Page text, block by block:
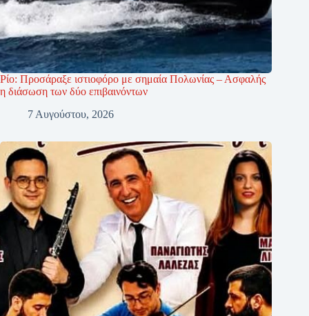
Ρίο: Προσάραξε ιστιοφόρο με σημαία Πολωνίας – Ασφαλής
η διάσωση των δύο επιβαινόντων
7 Αυγούστου, 2026